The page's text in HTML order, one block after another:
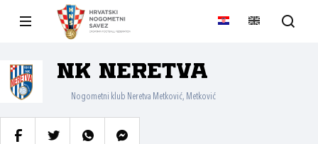
NK Neretva
Nogometni klub Neretva Metković, Metković